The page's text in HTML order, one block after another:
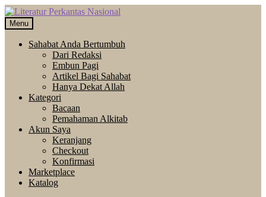
Skip
to
navigation
Langsung
ke
isi
Menu
Sahabat Anda Bertumbuh
Dari Redaksi
Embun Pagi
Artikel Bagi Sahabat
Hanya Dekat Allah
Kategori
Bacaan
Pemahaman Alkitab
Akun Saya
Keranjang
Checkout
Konfirmasi
Marketplace
Katalog